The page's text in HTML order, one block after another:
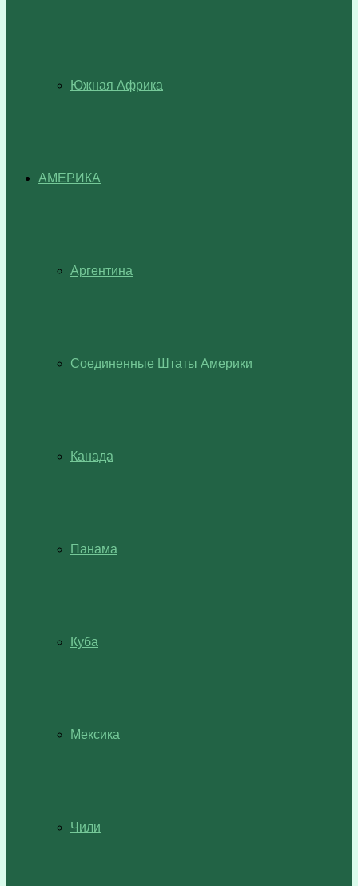
Южная Африка
АМЕРИКА
Аргентина
Соединенные Штаты Америки
Канада
Панама
Куба
Мексика
Чили